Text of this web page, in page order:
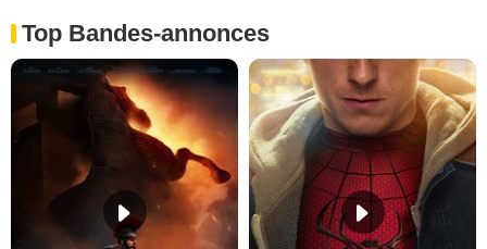
Top Bandes-annonces